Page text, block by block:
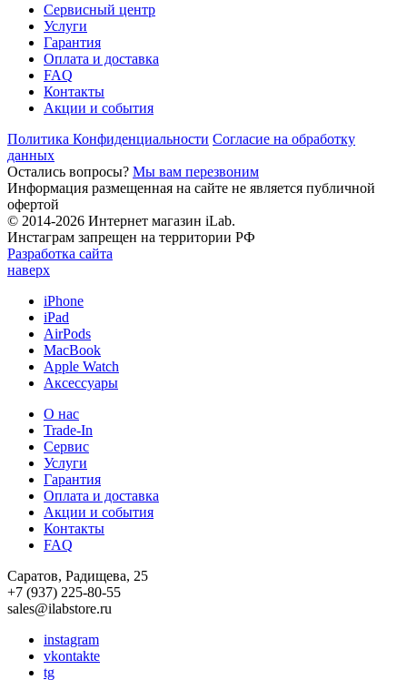
Сервисный центр
Услуги
Гарантия
Оплата и доставка
FAQ
Контакты
Акции и события
Политика Конфиденциальности Согласие на обработку
данных
Остались вопросы? Мы вам перезвоним
Информация размещенная на сайте не является публичной
офертой
© 2014-2026 Интернет магазин iLab.
Инстаграм запрещен на территории РФ
Разработка сайта
наверх
iPhone
iPad
AirPods
MacBook
Apple Watch
Аксессуары
О нас
Trade-In
Сервис
Услуги
Гарантия
Оплата и доставка
Акции и события
Контакты
FAQ
Саратов, Радищева, 25
+7 (937) 225-80-55
sales@ilabstore.ru
instagram
vkontakte
tg